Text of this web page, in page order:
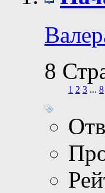
8
1 2 3 ... 8